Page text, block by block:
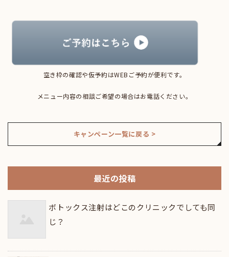
空き枠の確認や仮予約はWEBご予約が便利です。
メニュー内容の相談ご希望の場合はお電話ください。
キャンペーン一覧に戻る >
最近の投稿
ボトックス注射はどこのクリニックでしても同
じ？